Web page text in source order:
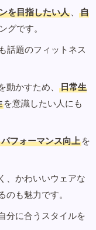
を目指したい人 、
自
グです。
話題のフィットネス
かすため、
日常生
を意識したい人にも
パフォーマンス向上 を
、かわいいウェアな
も魅力です。
分に合うスタイルを